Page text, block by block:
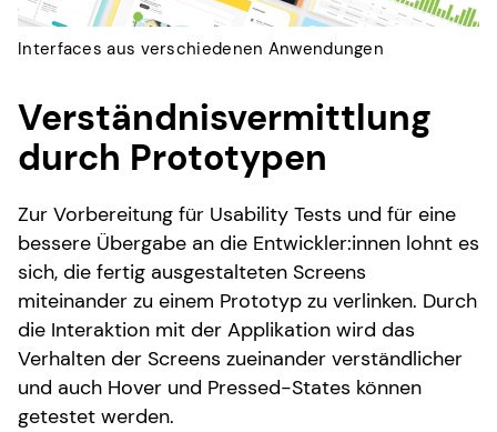
Interfaces aus verschiedenen Anwendungen
Verständnisvermittlung
durch Prototypen
Zur Vorbereitung für Usability Tests und für eine
bessere Übergabe an die Entwickler:innen lohnt es
sich, die fertig ausgestalteten Screens
miteinander zu einem Prototyp zu verlinken. Durch
die Interaktion mit der Applikation wird das
Verhalten der Screens zueinander verständlicher
und auch Hover und Pressed-States können
getestet werden.